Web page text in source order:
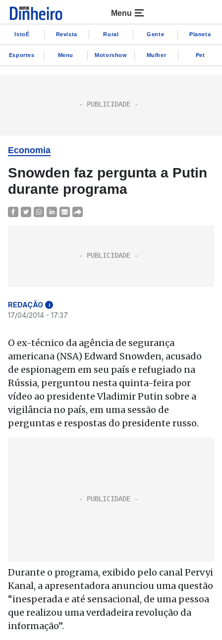
Menu
IstoÉ Revista Rural Gente Planeta
Esportes Menu Motorshow Mulher Pet
Economia
Snowden faz pergunta a Putin
durante programa
REDAÇÃO i
17/04/2014 - 17:37
O ex-técnico da agência de segurança
americana (NSA) Edward Snowden, acusado
de espionagem em seu país e refugiado na
Rússia, perguntou nesta quinta-feira por
vídeo ao presidente Vladimir Putin sobre a
vigilância no país, em uma sessão de
perguntas e respostas do presidente russo.
Durante o programa, exibido pelo canal Pervyi
Kanal, a apresentadora anunciou uma questão
“inesperada e até sensacional, de uma pessoa
que realizou uma verdadeira revolução da
informação”.